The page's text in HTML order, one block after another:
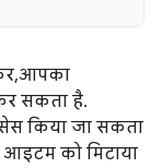
आपका
सकता है.
किया जा सकता
को मिटाया